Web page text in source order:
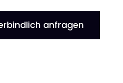
anfragen